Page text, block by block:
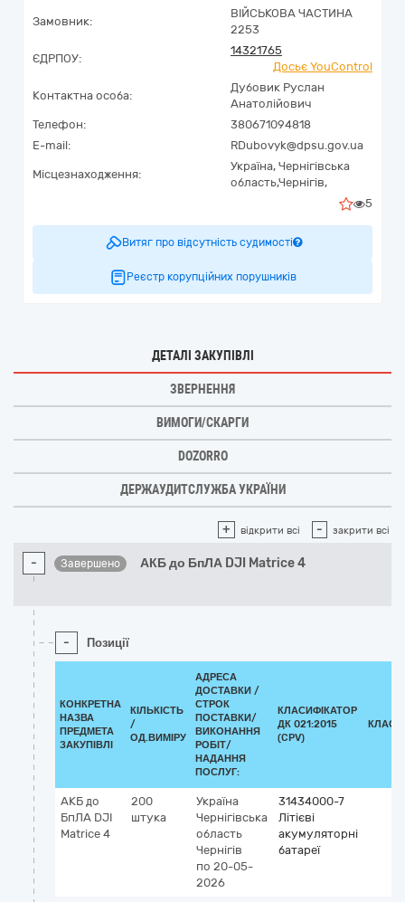
Замовник:
ВІЙСЬКОВА ЧАСТИНА
2253
ЄДРПОУ:
14321765
Досьє YouControl
Контактна особа:
Дубовик Руслан
Анатолійович
Телефон:
380671094818
E-mail:
RDubovyk@dpsu.gov.ua
Місцезнаходження:
Україна, Чернігівська
область,Чернігів,
5
Витяг про відсутність судимості
Реєстр корупційних порушників
ДЕТАЛІ ЗАКУПІВЛІ
ЗВЕРНЕННЯ
ВИМОГИ/СКАРГИ
DOZORRO
ДЕРЖАУДИТСЛУЖБА УКРАЇНИ
+ відкрити всі - закрити всі
- Завершено АКБ до БпЛА DJI Matrice 4
- Позиції
КОНКРЕТНА
НАЗВА
ПРЕДМЕТА
ЗАКУПІВЛІ
КІЛЬКІСТЬ
/
ОД.ВИМІРУ
АДРЕСА
ДОСТАВКИ /
СТРОК
ПОСТАВКИ/
ВИКОНАННЯ
РОБІТ/
НАДАННЯ
ПОСЛУГ:
КЛАСИФІКАТОР
ДК 021:2015
(CPV)
АКБ до
БпЛА DJI
Matrice 4
200
штука
Україна
Чернігівська
область
Чернігів
по 20-05-
2026
31434000-7
Літієві
акумуляторні
батареї